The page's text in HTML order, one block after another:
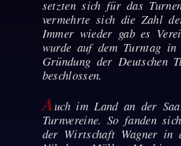
setzten sich für das
vermehrte sich die Zahl
Immer wieder gab es
wurde auf dem Turntag in
Gründung der Deutschen
beschlossen.
Auch im Land an der
Turnvereine. So fanden
der Wirtschaft Wagner in